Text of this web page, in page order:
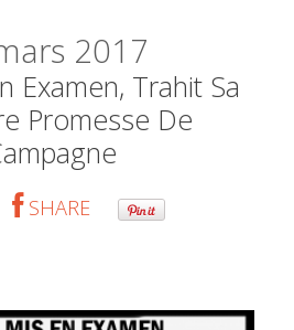
2017
Examen, Trahit Sa
Promesse De
SHARE